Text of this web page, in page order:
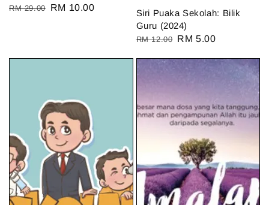
Regular
RM 29.00
Sale
RM 10.00
Siri Puaka Sekolah: Bilik
Guru (2024)
Regular
RM 12.00 Sale
RM 5.00